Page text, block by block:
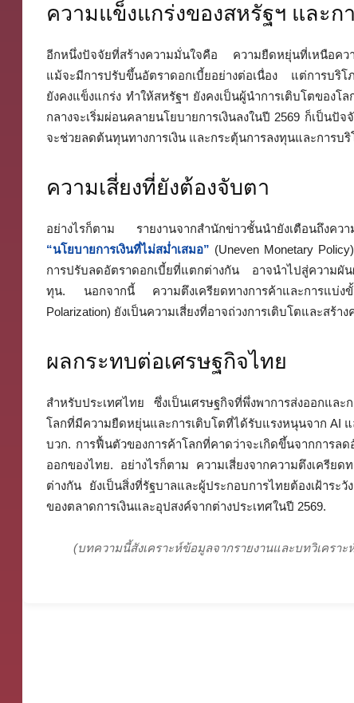
ความแข็งแกร่งของสหรัฐฯ และ
อีกหนึ่งปัจจัยที่สร้างความมั่นใจคือ ความยืดหยุ่นที่เหนือควา
แม้จะมีการปรับขึ้นอัตราดอกเบี้ยอย่างต่อเนื่อง แต่การบริโ
ยังคงแข็งแกร่ง ทำให้สหรัฐฯ ยังคงเป็นผู้นำการเติบโตของ
กลางจะเริ่มผ่อนคลายนโยบายการเงินลงในปี 2569 ก็เป็นปั
จะช่วยลดต้นทุนทางการเงิน และกระตุ้นการลงทุนและการบ
ความเสี่ยงที่ยังต้องจับตา
อย่างไรก็ตาม รายงานจากสำนักข่าวชั้นนำยังเตือนถึงคว
“นโยบายการเงินที่ไม่สม่ำเสมอ” (Uneven Monetary
การปรับลดอัตราดอกเบี้ยที่แตกต่างกัน อาจนำไปสู่ความผัน
ทุน. นอกจากนี้ ความตึงเครียดทางการค้าและการแบ่ง
Polarization) ยังเป็นความเสี่ยงที่อาจถ่วงการเติบโตและสร้
ผลกระทบต่อเศรษฐกิจไทย
สำหรับประเทศไทย ซึ่งเป็นเศรษฐกิจที่พึ่งพาการส่งออกและ
โลกที่มีความยืดหยุ่นและการเติบโตที่ได้รับแรงหนุนจาก AI
บวก. การฟื้นตัวของการค้าโลกที่คาดว่าจะเกิดขึ้นจากการล
ออกของไทย. อย่างไรก็ตาม ความเสี่ยงจากความตึงเครียด
ต่างกัน ยังเป็นสิ่งที่รัฐบาลและผู้ประกอบการไทยต้องเฝ้าระ
ของตลาดการเงินและอุปสงค์จากต่างประเทศในปี 2569.
(บทความนี้สังเคราะห์ข้อมูลจากรายงานและบทวิเคราะ